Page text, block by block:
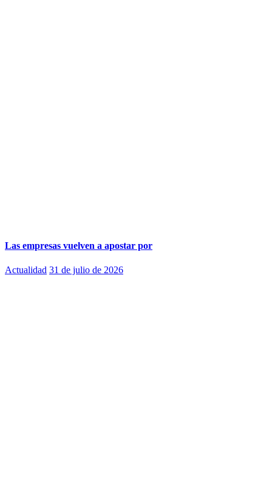
Las empresas vuelven a apostar por
Actualidad 31 de julio de 2026